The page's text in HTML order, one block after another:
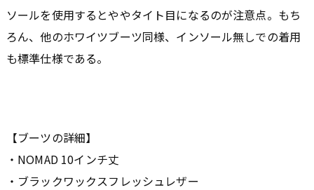
ソールを使用するとややタイト目になるのが注意点。もち
ろん、他のホワイツブーツ同様、インソール無しでの着用
も標準仕様である。
【ブーツの詳細】
・NOMAD 10インチ丈
・ブラックワックスフレッシュレザー